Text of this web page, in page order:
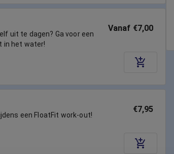
uit te dagen? Ga voor een
in het water!
Vanaf €7,00
een FloatFit work-out!
€7,95